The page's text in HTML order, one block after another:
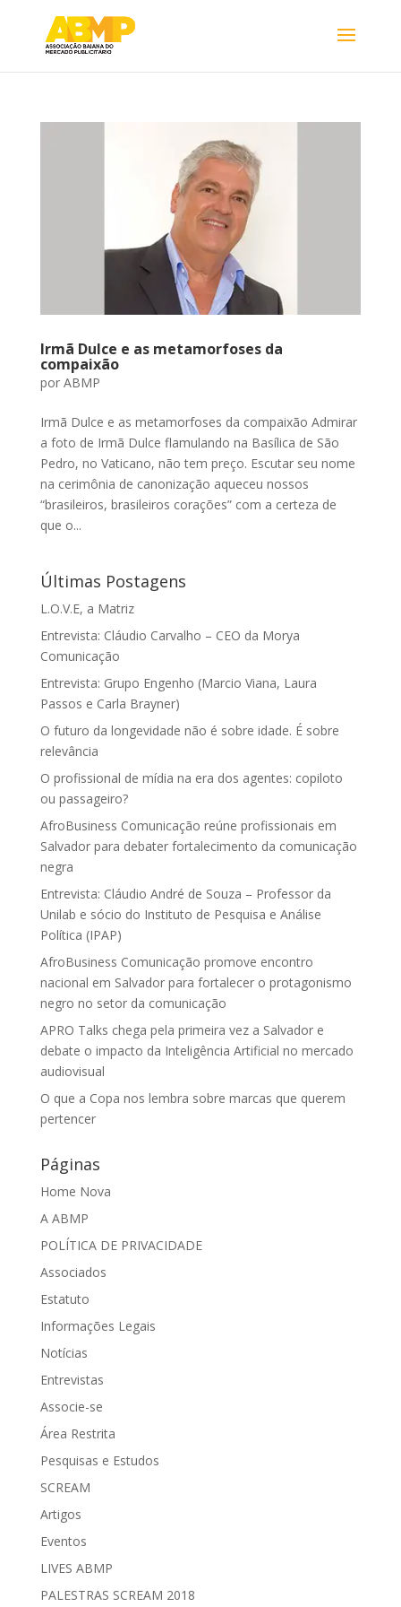
Irmã Dulce e as metamorfoses da
compaixão
por ABMP
Irmã Dulce e as metamorfoses da compaixão Admirar
a foto de Irmã Dulce flamulando na Basílica de São
Pedro, no Vaticano, não tem preço. Escutar seu nome
na cerimônia de canonização aqueceu nossos
“brasileiros, brasileiros corações” com a certeza de
que o...
Últimas Postagens
L.O.V.E, a Matriz
Entrevista: Cláudio Carvalho – CEO da Morya
Comunicação
Entrevista: Grupo Engenho (Marcio Viana, Laura
Passos e Carla Brayner)
O futuro da longevidade não é sobre idade. É sobre
relevância
O profissional de mídia na era dos agentes: copiloto
ou passageiro?
AfroBusiness Comunicação reúne profissionais em
Salvador para debater fortalecimento da comunicação
negra
Entrevista: Cláudio André de Souza – Professor da
Unilab e sócio do Instituto de Pesquisa e Análise
Política (IPAP)
AfroBusiness Comunicação promove encontro
nacional em Salvador para fortalecer o protagonismo
negro no setor da comunicação
APRO Talks chega pela primeira vez a Salvador e
debate o impacto da Inteligência Artificial no mercado
audiovisual
O que a Copa nos lembra sobre marcas que querem
pertencer
Páginas
Home Nova
A ABMP
POLÍTICA DE PRIVACIDADE
Associados
Estatuto
Informações Legais
Notícias
Entrevistas
Associe-se
Área Restrita
Pesquisas e Estudos
SCREAM
Artigos
Eventos
LIVES ABMP
PALESTRAS SCREAM 2018